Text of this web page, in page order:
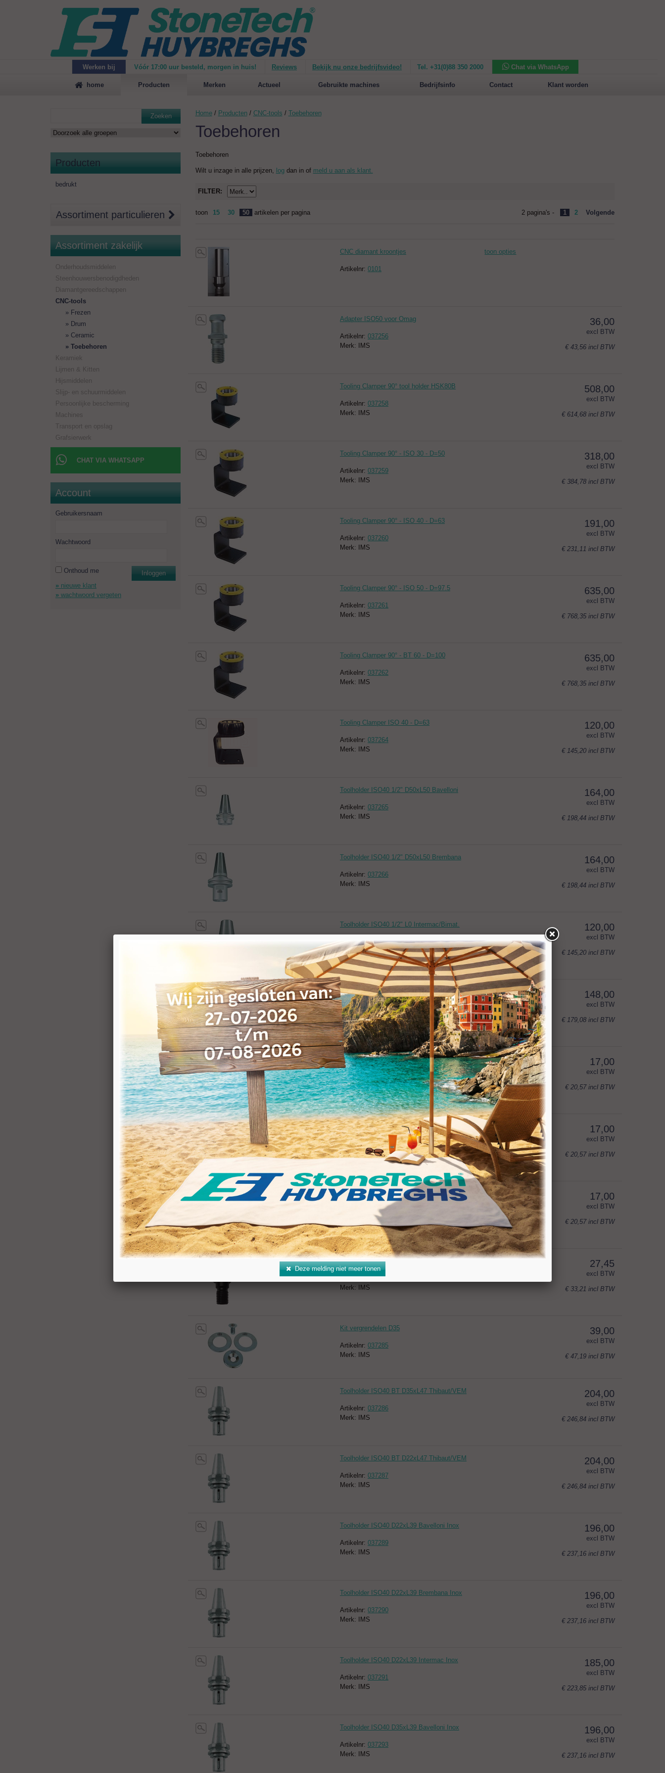
Werken bij Vóór 17:00 uur besteld, morgen in huis! Reviews Bekijk nu onze bedrijfsvideo! Tel. +31(0)88 350 2000
Chat via WhatsApp
Maak
vrijblijvend een afspraak voor een demonstratie van de Mirage 1500 Nieuw op de website: selecteer nu op merken! Nieuw in het assortiment: Sansone Collection
home Producten Merken Actueel Gebruikte machines Bedrijfsinfo Contact Klant worden
Zoeken
Producten
bedrukt
Assortiment particulieren
Assortiment zakelijk
Onderhoudsmiddelen
Steenhouwersbenodigdheden
Diamantgereedschappen
CNC-tools
Frezen
Drum
Ceramic
Toebehoren
Keramiek
Lijmen & Kitten
Hijsmiddelen
Slijp- en schuurmiddelen
Persoonlijke bescherming
Machines
Transport en opslag
Grafsierwerk
CHAT VIA WHATSAPP
Account
Gebruikersnaam
Wachtwoord
Onthoud me
Inloggen
nieuwe klant
wachtwoord vergeten
Home / Producten/ CNC-tools / Toebehoren
Toebehoren
Toebehoren
Wilt u inzage in alle prijzen, logdan in of meld u aan als klant.
FILTER:
toon 15 30 50 artikelen per pagina 2 pagina's - 1 2 Volgende
CNC diamant kroontjes
Artikelnr: 0101
toon opties
Adapter ISO50 voor Omag
Artikelnr: 037256
Merk: IMS
36,00
excl BTW
€ 43,56 incl BTW
Tooling Clamper 90° tool holder HSK80B
Artikelnr: 037258
Merk: IMS
508,00
excl BTW
€ 614,68 incl BTW
Tooling Clamper 90° - ISO 30 - D=50
Artikelnr: 037259
Merk: IMS
318,00
excl BTW
€ 384,78 incl BTW
Tooling Clamper 90° - ISO 40 - D=63
Artikelnr: 037260
Merk: IMS
191,00
excl BTW
€ 231,11 incl BTW
Tooling Clamper 90° - ISO 50 - D=97.5
Artikelnr: 037261
Merk: IMS
635,00
excl BTW
€ 768,35 incl BTW
Tooling Clamper 90° - BT 60 - D=100
Artikelnr: 037262
Merk: IMS
635,00
excl BTW
€ 768,35 incl BTW
Tooling Clamper ISO 40 - D=63
Artikelnr: 037264
Merk: IMS
120,00
excl BTW
€ 145,20 incl BTW
Toolholder ISO40 1/2" D50xL50 Bavelloni
Artikelnr: 037265
Merk: IMS
164,00
excl BTW
€ 198,44 incl BTW
Toolholder ISO40 1/2" D50xL50 Brembana
Artikelnr: 037266
Merk: IMS
164,00
excl BTW
€ 198,44 incl BTW
Toolholder ISO40 1/2" L0 Intermac/Bimat.
Artikelnr:037267
Merk: IMS
120,00
excl BTW
€ 145,20 incl BTW
Toolholder ISO40 BT 1/2" D45xL45 Thib.
Artikelnr:037268
Merk: IMS
148,00
excl BTW
€ 179,08 incl BTW
Adapter ISO40 Denver/VEM/Thibaut
Artikelnr:037276
Merk: IMS
17,00
excl BTW
€ 20,57 incl BTW
Adapter voor ISO40 Intermac
Artikelnr:037279
Merk: IMS
17,00
excl BTW
€ 20,57 incl BTW
Adapter ISO40 BT for Thibaut
037280
17,00
excl BTW
€ 20,57 incl BTW
Adapter SK40 for CMS Brembana
Artikelnr:037282
Merk: IMS
27,45
excl BTW
€ 33,21 incl BTW
Kit vergrendelen D35
Artikelnr: 037285
Merk: IMS
39,00
excl BTW
€ 47,19 incl BTW
Toolholder ISO40 BT D35xL47 Thibaut/VEM
Artikelnr: 037286
Merk: IMS
204,00
excl BTW
€ 246,84 incl BTW
Toolholder ISO40 BT D22xL47 Thibaut/VEM
Artikelnr: 037287
Merk: IMS
204,00
excl BTW
€ 246,84 incl BTW
Toolholder ISO40 D22xL39 Bavelloni Inox
Artikelnr: 037289
Merk: IMS
196,00
excl BTW
€ 237,16 incl BTW
Toolholder ISO40 D22xL39 Brembana Inox
Artikelnr: 037290
Merk: IMS
196,00
excl BTW
€ 237,16 incl BTW
Toolholder ISO40 D22xL39 Intermac Inox
Artikelnr: 037291
Merk: IMS
185,00
excl BTW
€ 223,85 incl BTW
Toolholder ISO40 D35xL39 Bavelloni Inox
Artikelnr: 037293
Merk: IMS
196,00
excl BTW
€ 237,16 incl BTW
Deze melding niet meer tonen